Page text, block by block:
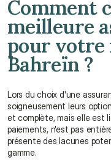
Comment
meilleure
pour votre
Bahreïn ?
Lors du choix d'une
soigneusement leurs
et complète, mais elle est
paiements, n'est pas
présente des lacunes
gamme.